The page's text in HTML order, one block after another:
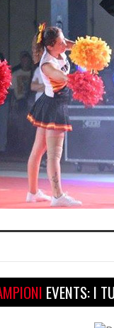
EVENTS: I